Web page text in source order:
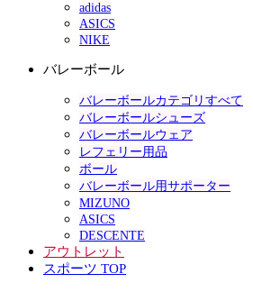
adidas
ASICS
NIKE
バレーボール
バレーボールカテゴリすべて
バレーボールシューズ
バレーボールウェア
レフェリー用品
ボール
バレーボール用サポーター
MIZUNO
ASICS
DESCENTE
アウトレット
スポーツ TOP